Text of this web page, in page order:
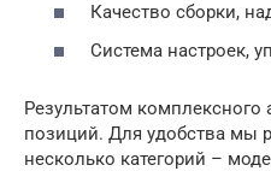
Качество сборки,
Система настроек,
Результатом комплексного
позиций. Для удобства мы
несколько категорий –